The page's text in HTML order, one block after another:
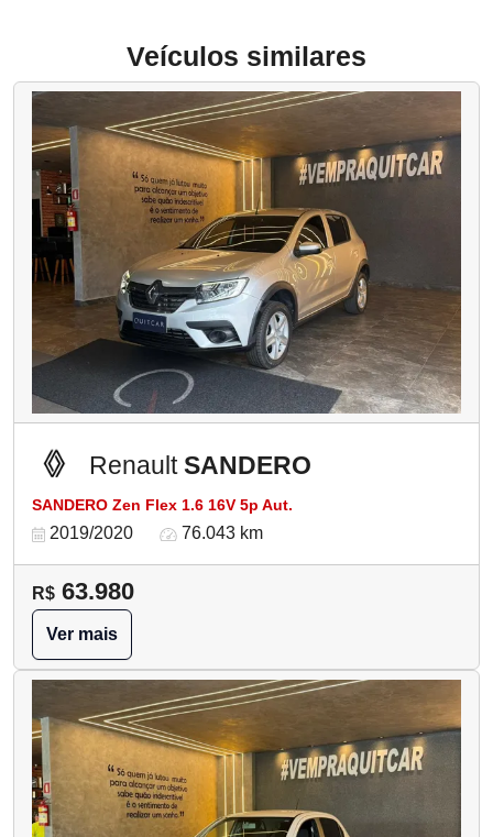
Veículos similares
RenaultSANDERO
SANDERO Zen Flex 1.6 16V 5p Aut.
2019/2020 76.043 km
R$ 63.980
Ver mais